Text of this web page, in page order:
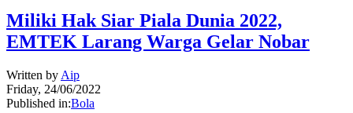
Miliki Hak Siar Piala Dunia 2022,
EMTEK Larang Warga Gelar Nobar
Written by Aip
Friday, 24/06/2022
Published in:Bola